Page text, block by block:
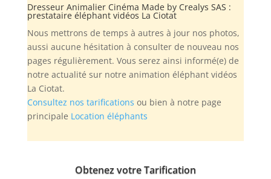
Dresseur Animalier Cinéma Made by Crealys SAS :
prestataire éléphant vidéos La Ciotat
Nous mettrons de temps à autres à jour nos photos,
aussi aucune hésitation à consulter de nouveau nos
pages régulièrement. Vous serez ainsi informé(e) de
notre actualité sur notre animation éléphant vidéos
La Ciotat.
Consultez nos tarifications ou bien à notre page
principale Location éléphants
Obtenez votre Tarification